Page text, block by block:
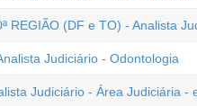
REGIÃO (DF e TO) - Analista
Judiciário - Odontologia
Judiciário - Área Judiciária -